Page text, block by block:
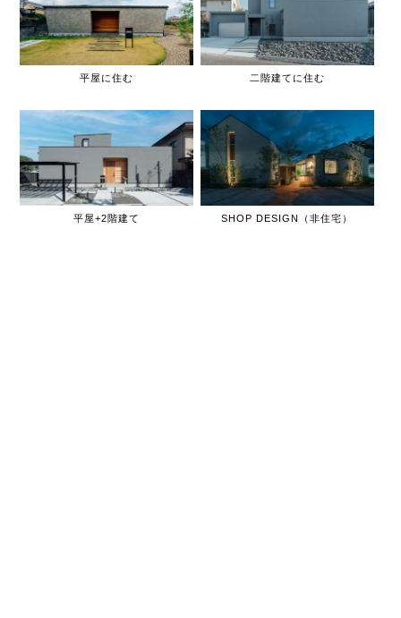
平屋に住む 二階建てに住む
平屋+2階建て SHOP DESIGN（非住宅）